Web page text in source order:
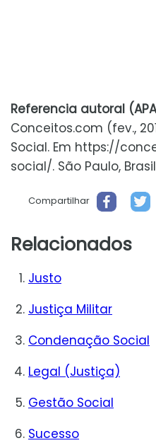
Referencia autoral
Conceitos.com (fev.,
Social. Em https://
social/. São Paulo,
Compartilhar
Relacionados
Justo
Justiça Militar
Condenação Social
Legal (Justiça)
Gestão Social
Sucesso